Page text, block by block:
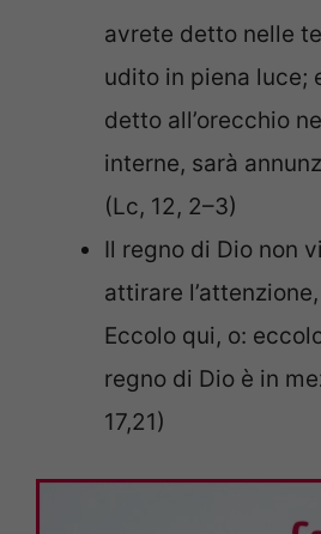
avrete detto nelle
udito in piena luce;
detto all’orecchio
interne, sarà
(Lc, 12, 2–3)
Il regno di Dio non
attirare
Eccolo qui, o:
regno di Dio è in
17,21)